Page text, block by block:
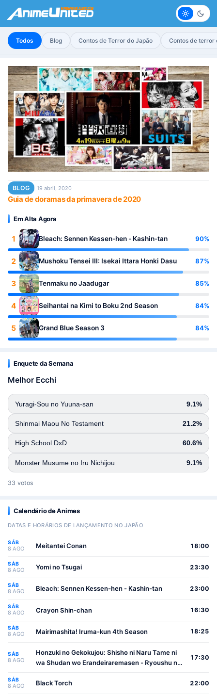
Claro
Todos Blog Contos de Terror do Japão Contos de terror
BLOG 19 abril, 2020
Guia de doramas da primavera de 2020
Em Alta Agora
1 Bleach: Sennen Kessen-hen - Kashin-tan 90%
2 Mushoku Tensei III: Isekai Ittara Honki Dasu 87%
3 Tenmaku no Jaadugar 85%
4 Seihantai na Kimi to Boku 2nd Season 84%
5 Grand Blue Season 3 84%
Enquete da Semana
Melhor Ecchi
Yuragi-Sou no Yuuna-san 9.1%
Shinmai Maou No Testament 21.2%
High School DxD 60.6%
Monster Musume no Iru Nichijou 9.1%
33 votos
Calendário de Animes
DATAS E HORÁRIOS DE LANÇAMENTO NO JAPÃO
SÁB
8 AGO Meitantei Conan 18:00
SÁB
8 AGO Yomi no Tsugai 23:30
SÁB
8 AGO Bleach: Sennen Kessen-hen - Kashin-tan 23:00
SÁB
8 AGO Crayon Shin-chan 16:30
SÁB
8 AGO Mairimashita! Iruma-kun 4th Season 18:25
SÁB
8 AGO
Honzuki no Gekokujou: Shisho ni Naru Tame ni
wa Shudan wo Erandeiraremasen - Ryoushu no
17:30
SÁB
8 AGO Black Torch 22:00